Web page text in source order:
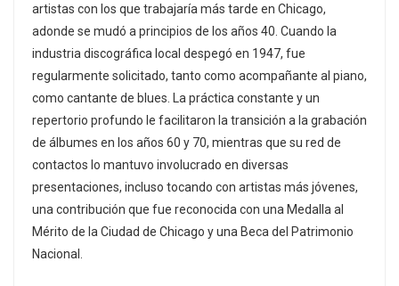
artistas con los que trabajaría más tarde en Chicago,
adonde se mudó a principios de los años 40. Cuando la
industria discográfica local despegó en 1947, fue
regularmente solicitado, tanto como acompañante al piano,
como cantante de blues. La práctica constante y un
repertorio profundo le facilitaron la transición a la grabación
de álbumes en los años 60 y 70, mientras que su red de
contactos lo mantuvo involucrado en diversas
presentaciones, incluso tocando con artistas más jóvenes,
una contribución que fue reconocida con una Medalla al
Mérito de la Ciudad de Chicago y una Beca del Patrimonio
Nacional.